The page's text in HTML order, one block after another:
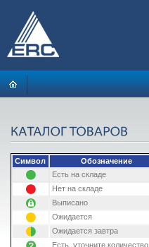
Символ
Обозначение
Есть на складе
Нет на складе
Выписано
Ожидается
Ожидается завтра
Есть, уточните количество